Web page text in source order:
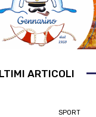
ARTICOLI
SPORT